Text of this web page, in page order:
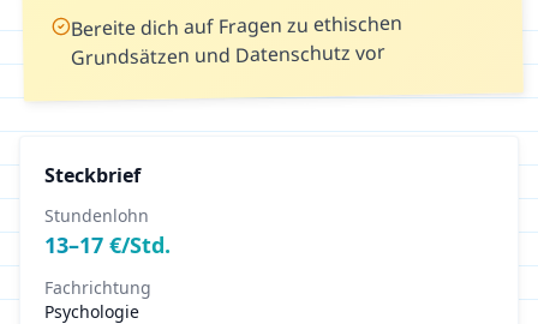
Bereite dich auf Fragen zu ethischen
Grundsätzen und Datenschutz vor
Steckbrief
Stundenlohn
13–17 €/Std.
Fachrichtung
Psychologie